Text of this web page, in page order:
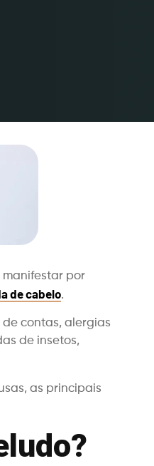
manifestar por
de cabelo.
de contas, alergias
de insetos,
as principais